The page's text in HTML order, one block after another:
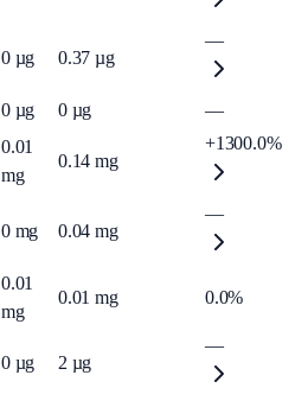
0 µg 0.37 µg
—
0 µg 0 µg —
0.01
mg
0.14 mg
+1300.0%
0 mg 0.04 mg
—
0.01
mg
0.01 mg 0.0%
0 µg 2 µg
—